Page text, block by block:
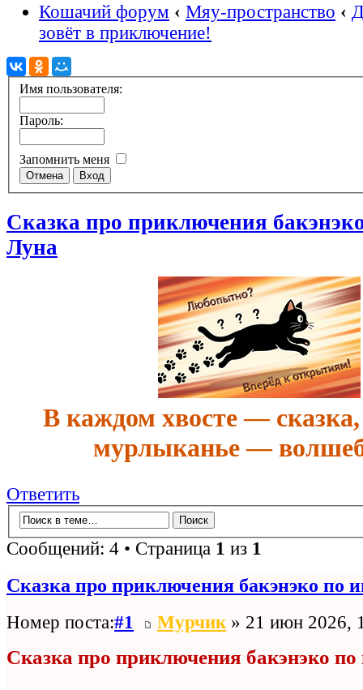
Кошачий форум ‹ Мяу-пространство ‹
зовёт в приключение!
Имя пользователя:
Пароль:
Запомнить меня
Сказка про приключения
Луна
В каждом хвосте —
мурлыканье —
Ответить
Сообщений: 4 • Страница 1 из 1
Сказка про приключения бакэнэко по
Номер поста:#1 Мурчик» 21 июн 2026,
Сказка про приключения бакэнэко